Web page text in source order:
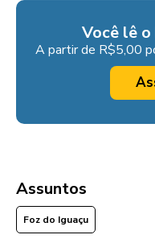
Você lê
A partir de R$5,00
Assuntos
Foz do Iguaçu